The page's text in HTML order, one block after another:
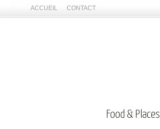
ACCUEIL CONTACT
Food & Places